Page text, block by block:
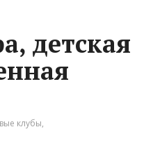
детская
клубы,